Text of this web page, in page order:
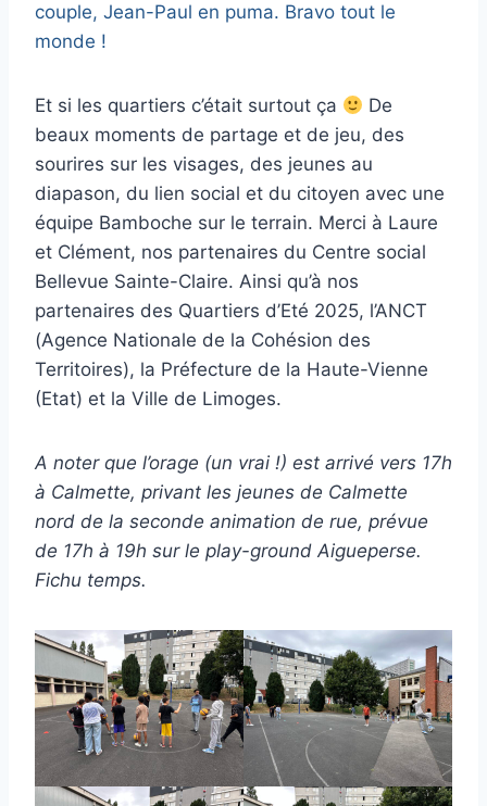
couple, Jean-Paul en puma. Bravo tout le
monde !
Et si les quartiers c’était surtout ça
De
beaux moments de partage et de jeu, des
sourires sur les visages, des jeunes au
diapason, du lien social et du citoyen avec une
équipe Bamboche sur le terrain. Merci à Laure
et Clément, nos partenaires du Centre social
Bellevue Sainte-Claire. Ainsi qu’à nos
partenaires des Quartiers d’Eté 2025, l’ANCT
(Agence Nationale de la Cohésion des
Territoires), la Préfecture de la Haute-Vienne
(Etat) et la Ville de Limoges.
A noter que l’orage (un vrai !) est arrivé vers 17h
à Calmette, privant les jeunes de Calmette
nord de la seconde animation de rue, prévue
de 17h à 19h sur le play-ground Aigueperse.
Fichu temps.